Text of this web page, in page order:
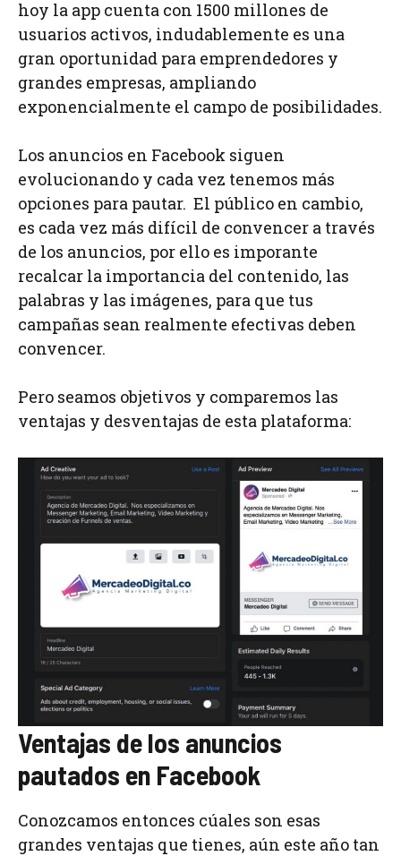
hoy la app cuenta con 1500 millones de
usuarios activos, indudablemente es una
gran oportunidad para emprendedores y
grandes empresas, ampliando
exponencialmente el campo de posibilidades.
Los anuncios en Facebook siguen
evolucionando y cada vez tenemos más
opciones para pautar. El público en cambio,
es cada vez más difícil de convencer a través
de los anuncios, por ello es imporante
recalcar la importancia del contenido, las
palabras y las imágenes, para que tus
campañas sean realmente efectivas deben
convencer.
Pero seamos objetivos y comparemos las
ventajas y desventajas de esta plataforma:
Ventajas de los anuncios
pautados en Facebook
Conozcamos entonces cúales son esas
grandes ventajas que tienes, aún este año tan